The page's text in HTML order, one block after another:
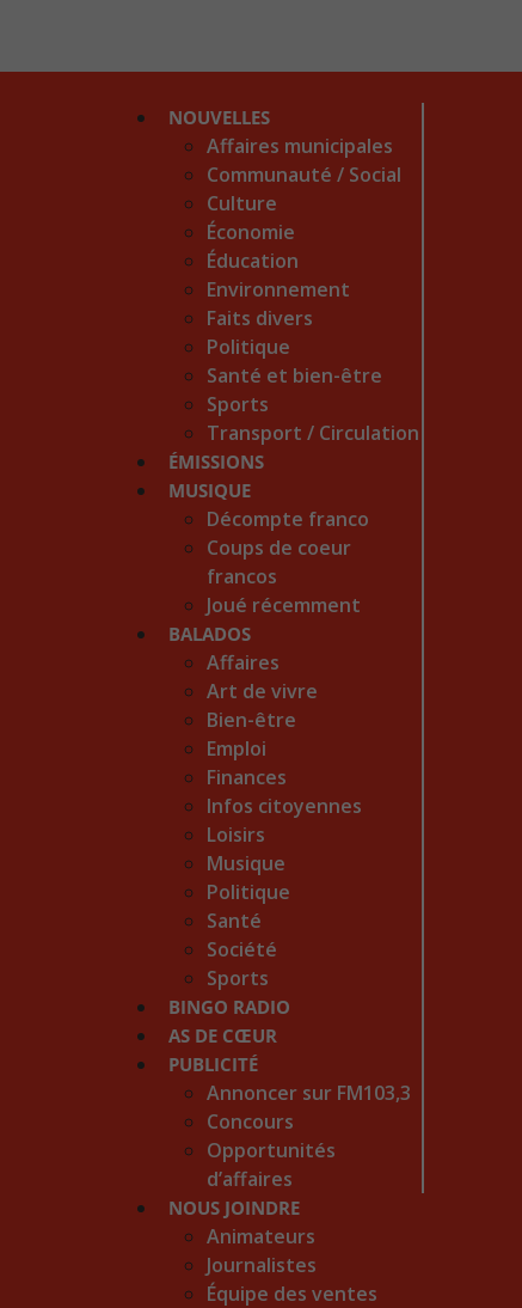
NOUVELLES
Affaires municipales
Communauté / Social
Culture
Économie
Éducation
Environnement
Faits divers
Politique
Santé et bien-être
Sports
Transport / Circulation
ÉMISSIONS
MUSIQUE
Décompte franco
Coups de coeur
francos
Joué récemment
BALADOS
Affaires
Art de vivre
Bien-être
Emploi
Finances
Infos citoyennes
Loisirs
Musique
Politique
Santé
Société
Sports
BINGO RADIO
AS DE CŒUR
PUBLICITÉ
Annoncer sur FM103,3
Concours
Opportunités
d’affaires
NOUS JOINDRE
Animateurs
Journalistes
Équipe des ventes